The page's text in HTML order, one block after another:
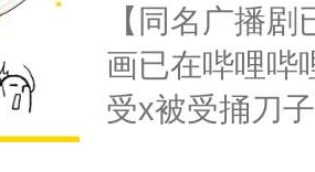
【同名广播
画已在哔哩哔
受x被受捅刀